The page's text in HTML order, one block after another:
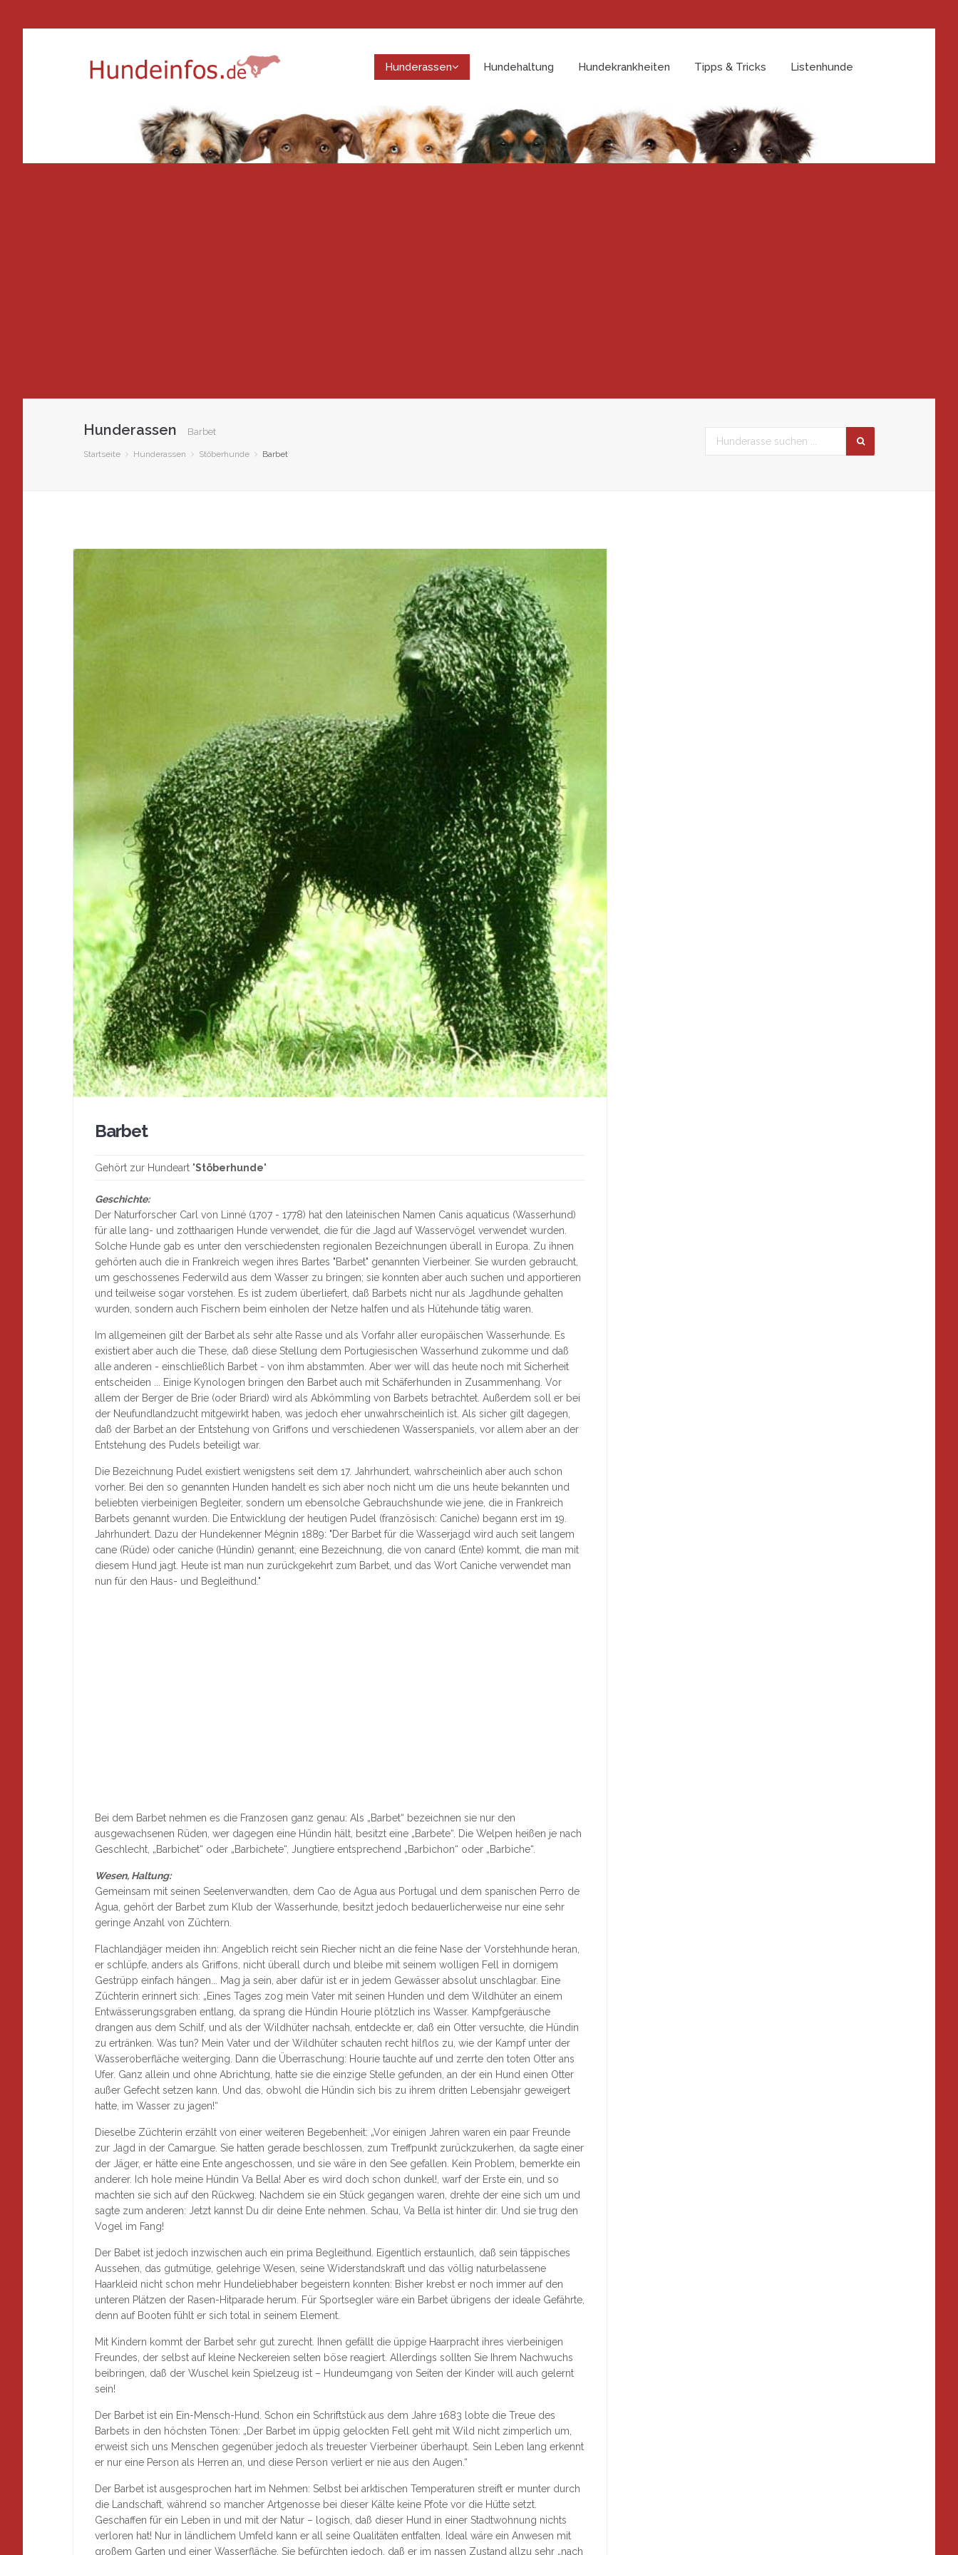
Hunderassen Hundehaltung Hundekrankheiten Tipps & Tricks Listenhunde
Hunderassen Barbet
Startseite Hunderassen Stöberhunde Barbet
Barbet
Gehört zur Hundeart "Stöberhunde"
Geschichte:
Der Naturforscher Carl von Linné (1707 - 1778) hat den lateinischen Namen Canis aquaticus (Wasserhund)
für alle lang- und zotthaarigen Hunde verwendet, die für die Jagd auf Wasservögel verwendet wurden.
Solche Hunde gab es unter den verschiedensten regionalen Bezeichnungen überall in Europa. Zu ihnen
gehörten auch die in Frankreich wegen ihres Bartes "Barbet" genannten Vierbeiner. Sie wurden gebraucht,
um geschossenes Federwild aus dem Wasser zu bringen; sie konnten aber auch suchen und apportieren
und teilweise sogar vorstehen. Es ist zudem überliefert, daß Barbets nicht nur als Jagdhunde gehalten
wurden, sondern auch Fischern beim einholen der Netze halfen und als Hütehunde tätig waren.
Im allgemeinen gilt der Barbet als sehr alte Rasse und als Vorfahr aller europäischen Wasserhunde. Es
existiert aber auch die These, daß diese Stellung dem Portugiesischen Wasserhund zukomme und daß
alle anderen - einschließlich Barbet - von ihm abstammten. Aber wer will das heute noch mit Sicherheit
entscheiden ... Einige Kynologen bringen den Barbet auch mit Schäferhunden in Zusammenhang. Vor
allem der Berger de Brie (oder Briard) wird als Abkömmling von Barbets betrachtet. Außerdem soll er bei
der Neufundlandzucht mitgewirkt haben, was jedoch eher unwahrscheinlich ist. Als sicher gilt dagegen,
daß der Barbet an der Entstehung von Griffons und verschiedenen Wasserspaniels, vor allem aber an der
Entstehung des Pudels beteiligt war.
Die Bezeichnung Pudel existiert wenigstens seit dem 17. Jahrhundert, wahrscheinlich aber auch schon
vorher. Bei den so genannten Hunden handelt es sich aber noch nicht um die uns heute bekannten und
beliebten vierbeinigen Begleiter, sondern um ebensolche Gebrauchshunde wie jene, die in Frankreich
Barbets genannt wurden. Die Entwicklung der heutigen Pudel (französisch: Caniche) begann erst im 19.
Jahrhundert. Dazu der Hundekenner Mégnin 1889: "Der Barbet für die Wasserjagd wird auch seit langem
cane (Rüde) oder caniche (Hündin) genannt, eine Bezeichnung, die von canard (Ente) kommt, die man mit
diesem Hund jagt. Heute ist man nun zurückgekehrt zum Barbet, und das Wort Caniche verwendet man
nun für den Haus- und Begleithund."
Bei dem Barbet nehmen es die Franzosen ganz genau: Als „Barbet“ bezeichnen sie nur den
ausgewachsenen Rüden, wer dagegen eine Hündin hält, besitzt eine „Barbete“. Die Welpen heißen je nach
Geschlecht, „Barbichet“ oder „Barbichete“, Jungtiere entsprechend „Barbichon“ oder „Barbiche“.
Wesen, Haltung:
Gemeinsam mit seinen Seelenverwandten, dem Cao de Agua aus Portugal und dem spanischen Perro de
Agua, gehört der Barbet zum Klub der Wasserhunde, besitzt jedoch bedauerlicherweise nur eine sehr
geringe Anzahl von Züchtern.
Flachlandjäger meiden ihn: Angeblich reicht sein Riecher nicht an die feine Nase der Vorstehhunde heran,
er schlüpfe, anders als Griffons, nicht überall durch und bleibe mit seinem wolligen Fell in dornigem
Gestrüpp einfach hängen... Mag ja sein, aber dafür ist er in jedem Gewässer absolut unschlagbar. Eine
Züchterin erinnert sich: „Eines Tages zog mein Vater mit seinen Hunden und dem Wildhüter an einem
Entwässerungsgraben entlang, da sprang die Hündin Hourie plötzlich ins Wasser. Kampfgeräusche
drangen aus dem Schilf, und als der Wildhüter nachsah, entdeckte er, daß ein Otter versuchte, die Hündin
zu ertränken. Was tun? Mein Vater und der Wildhüter schauten recht hilflos zu, wie der Kampf unter der
Wasseroberfläche weiterging. Dann die Überraschung: Hourie tauchte auf und zerrte den toten Otter ans
Ufer. Ganz allein und ohne Abrichtung, hatte sie die einzige Stelle gefunden, an der ein Hund einen Otter
außer Gefecht setzen kann. Und das, obwohl die Hündin sich bis zu ihrem dritten Lebensjahr geweigert
hatte, im Wasser zu jagen!“
Dieselbe Züchterin erzählt von einer weiteren Begebenheit: „Vor einigen Jahren waren ein paar Freunde
zur Jagd in der Camargue. Sie hatten gerade beschlossen, zum Treffpunkt zurückzukerhen, da sagte einer
der Jäger, er hätte eine Ente angeschossen, und sie wäre in den See gefallen. Kein Problem, bemerkte ein
anderer. Ich hole meine Hündin Va Bella! Aber es wird doch schon dunkel!, warf der Erste ein, und so
machten sie sich auf den Rückweg. Nachdem sie ein Stück gegangen waren, drehte der eine sich um und
sagte zum anderen: Jetzt kannst Du dir deine Ente nehmen. Schau, Va Bella ist hinter dir. Und sie trug den
Vogel im Fang!
Der Babet ist jedoch inzwischen auch ein prima Begleithund. Eigentlich erstaunlich, daß sein täppisches
Aussehen, das gutmütige, gelehrige Wesen, seine Widerstandskraft und das völlig naturbelassene
Haarkleid nicht schon mehr Hundeliebhaber begeistern konnten: Bisher krebst er noch immer auf den
unteren Plätzen der Rasen-Hitparade herum. Für Sportsegler wäre ein Barbet übrigens der ideale Gefährte,
denn auf Booten fühlt er sich total in seinem Element.
Mit Kindern kommt der Barbet sehr gut zurecht. Ihnen gefällt die üppige Haarpracht ihres vierbeinigen
Freundes, der selbst auf kleine Neckereien selten böse reagiert. Allerdings sollten Sie Ihrem Nachwuchs
beibringen, daß der Wuschel kein Spielzeug ist – Hundeumgang von Seiten der Kinder will auch gelernt
sein!
Der Barbet ist ein Ein-Mensch-Hund. Schon ein Schriftstück aus dem Jahre 1683 lobte die Treue des
Barbets in den höchsten Tönen: „Der Barbet im üppig gelockten Fell geht mit Wild nicht zimperlich um,
erweist sich uns Menschen gegenüber jedoch als treuester Vierbeiner überhaupt. Sein Leben lang erkennt
er nur eine Person als Herren an, und diese Person verliert er nie aus den Augen.“
Der Barbet ist ausgesprochen hart im Nehmen: Selbst bei arktischen Temperaturen streift er munter durch
die Landschaft, während so mancher Artgenosse bei dieser Kälte keine Pfote vor die Hütte setzt.
Geschaffen für ein Leben in und mit der Natur – logisch, daß dieser Hund in einer Stadtwohnung nichts
verloren hat! Nur in ländlichem Umfeld kann er all seine Qualitäten entfalten. Ideal wäre ein Anwesen mit
großem Garten und einer Wasserfläche. Sie befürchten jedoch, daß er im nassen Zustand allzu sehr „nach